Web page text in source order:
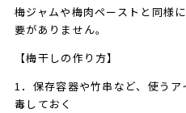
梅ジャムや梅肉ペーストと同様
要がありません。
【梅干しの作り方】
1．保存容器や竹串など、使う
毒しておく